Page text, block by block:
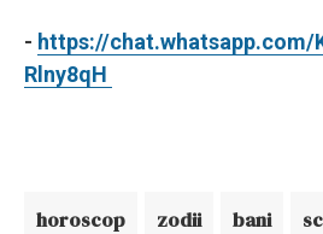
- https://chat.whatsapp.com/
Rlny8qH
horoscop zodii bani